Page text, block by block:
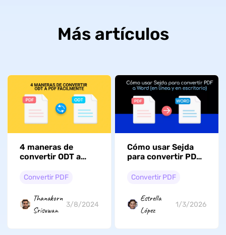
Más artículos
4 maneras de
convertir ODT a
Guía paso a paso
Convertir PDF
Thanakorn
Srisuwan
3/8/2024
Cómo usar Sejda
para convertir PDF
en escritorio): Guía
Convertir PDF
Estrella
López
1/3/2026